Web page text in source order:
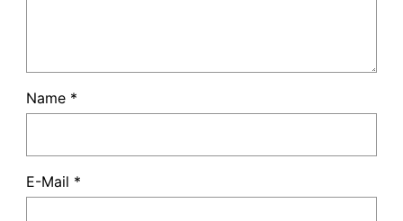
Name *
E-Mail *